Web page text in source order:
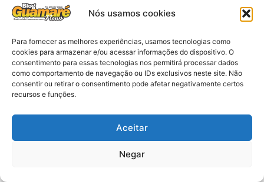
Nós usamos cookies
Para fornecer as melhores experiências, usamos tecnologias como
cookies para armazenar e/ou acessar informações do dispositivo. O
consentimento para essas tecnologias nos permitirá processar dados
como comportamento de navegação ou IDs exclusivos neste site. Não
consentir ou retirar o consentimento pode afetar negativamente certos
recursos e funções.
Aceitar
Negar
29 de julho de 2026
ACIDENTE